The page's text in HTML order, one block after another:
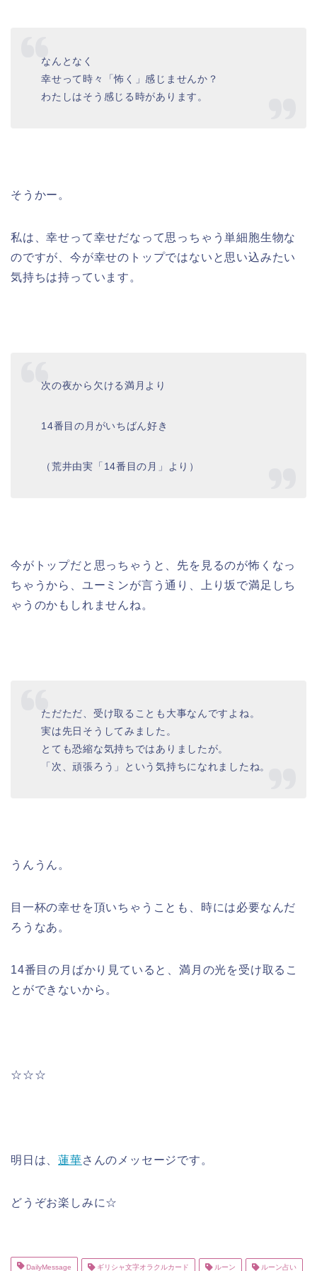
なんとなく
幸せって時々「怖く」感じませんか？
わたしはそう感じる時があります。
そうかー。
私は、幸せって幸せだなって思っちゃう単細胞生物な
のですが、今が幸せのトップではないと思い込みたい
気持ちは持っています。
次の夜から欠ける満月より
14番目の月がいちばん好き
（荒井由実「14番目の月」より）
今がトップだと思っちゃうと、先を見るのが怖くなっ
ちゃうから、ユーミンが言う通り、上り坂で満足しち
ゃうのかもしれませんね。
ただただ、受け取ることも大事なんですよね。
実は先日そうしてみました。
とても恐縮な気持ちではありましたが。
「次、頑張ろう」という気持ちになれましたね。
うんうん。
目一杯の幸せを頂いちゃうことも、時には必要なんだ
ろうなあ。
14番目の月ばかり見ていると、満月の光を受け取るこ
とができないから。
☆☆☆
明日は、蓮華さんのメッセージです。
どうぞお楽しみに☆
DailyMessage ギリシャ文字オラクルカード ルーン ルーン占い